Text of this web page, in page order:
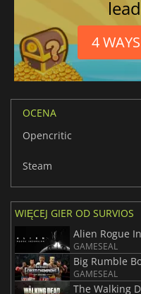
4
OCENA
Opencritic
Steam
WIĘCEJ GIER OD SURVIOS
Alien Rogue
GAMESEAL
Big Rumble
GAMESEAL
The Walking